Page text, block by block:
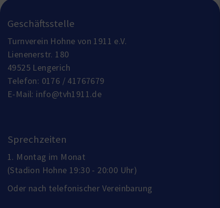
Geschäftsstelle
Turnverein Hohne von 1911 e.V.
Lienenerstr. 180
49525 Lengerich
Telefon: 0176 / 41767679
E-Mail: info@tvh1911.de
Sprechzeiten
1. Montag im Monat
(Stadion Hohne 19:30 - 20:00 Uhr)
Oder nach telefonischer Vereinbarung